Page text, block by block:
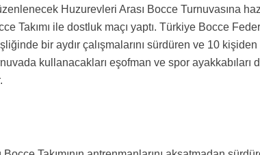
Huzurevleri Arası Bocce Turnuvasına
Takımı ile dostluk maçı yaptı. Türkiye Bocce
bir aydır çalışmalarını sürdüren ve 10
kullanacakları eşofman ve spor ayakkabıları